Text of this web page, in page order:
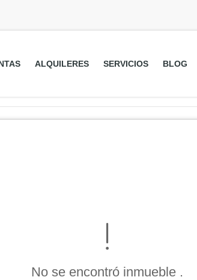
ALQUILERES SERVICIOS BLOG
No se encontró inmueble .